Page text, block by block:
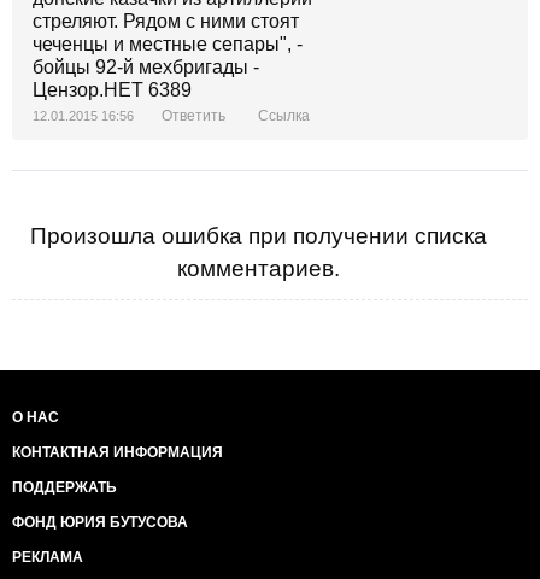
12.01.2015 16:56 Ответить Ссылка
Произошла ошибка при получении списка
комментариев.
О НАС
КОНТАКТНАЯ ИНФОРМАЦИЯ
ПОДДЕРЖАТЬ
ФОНД ЮРИЯ БУТУСОВА
РЕКЛАМА